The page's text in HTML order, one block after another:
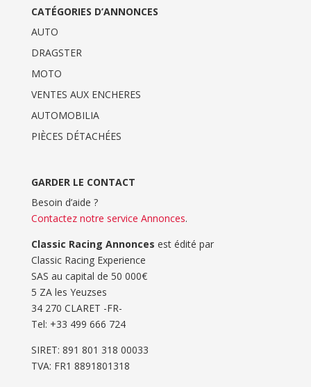
CATÉGORIES D’ANNONCES
AUTO
DRAGSTER
MOTO
VENTES AUX ENCHERES
AUTOMOBILIA
PIÈCES DÉTACHÉES
GARDER LE CONTACT
Besoin d’aide ?
Contactez notre service Annonces.
Classic Racing Annonces est édité par
Classic Racing Experience
SAS au capital de 50 000€
5 ZA les Yeuzses
34 270 CLARET -FR-
Tel: ‭+33 499 666 724‬
SIRET: 891 801 318 00033
TVA: FR1 8891801318